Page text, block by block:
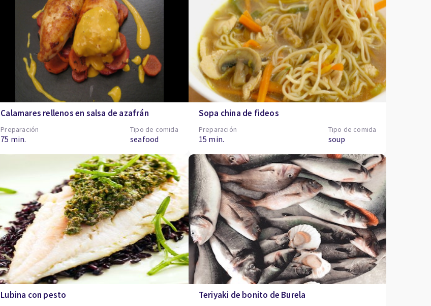
Calamares rellenos en salsa de azafrán
Preparación
75 min.
Tipo de comida
seafood
Sopa china de fideos
Preparación
15 min.
Tipo de comida
soup
Lubina con pesto Teriyaki de bonito de Burela